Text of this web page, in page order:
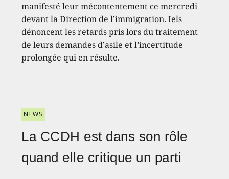
manifesté leur mécontentement ce mercredi
devant la Direction de l’immigration. Iels
dénoncent les retards pris lors du traitement
de leurs demandes d’asile et l’incertitude
prolongée qui en résulte.
NEWS
La CCDH est dans son rôle
quand elle critique un parti